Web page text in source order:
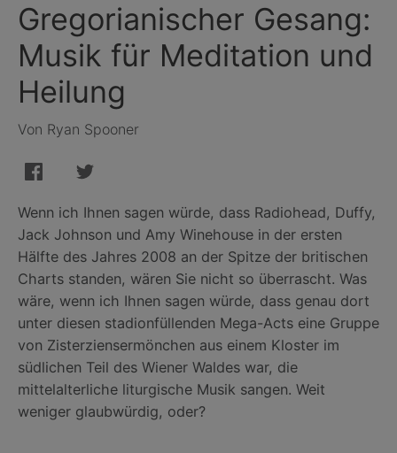
Gregorianischer Gesang:
Musik für Meditation und
Heilung
Von Ryan Spooner
Wenn ich Ihnen sagen würde, dass Radiohead, Duffy,
Jack Johnson und Amy Winehouse in der ersten
Hälfte des Jahres 2008 an der Spitze der britischen
Charts standen, wären Sie nicht so überrascht. Was
wäre, wenn ich Ihnen sagen würde, dass genau dort
unter diesen stadionfüllenden Mega-Acts eine Gruppe
von Zisterziensermönchen aus einem Kloster im
südlichen Teil des Wiener Waldes war, die
mittelalterliche liturgische Musik sangen. Weit
weniger glaubwürdig, oder?